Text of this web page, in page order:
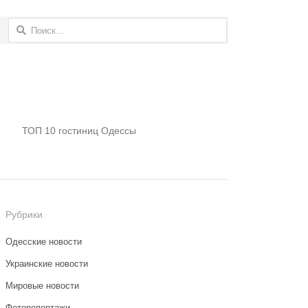
Найти:
ТОП 10 гостиниц Одессы
Рубрики
Одесские новости
Украинские новости
Мировые новости